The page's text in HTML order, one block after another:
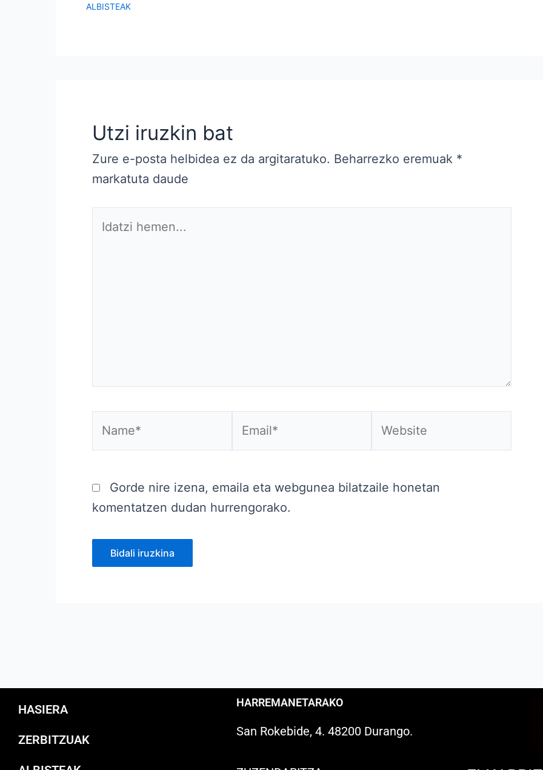
ALBISTEAK
Utzi iruzkin bat
Zure e-posta helbidea ez da argitaratuko. Beharrezko eremuak *
markatuta daude
hemen...
Gorde nire izena, emaila eta webgunea bilatzaile honetan
komentatzen dudan hurrengorako.
HASIERA
ZERBITZUAK
HARREMANETARAKO
San Rokebide, 4. 48200 Durango.